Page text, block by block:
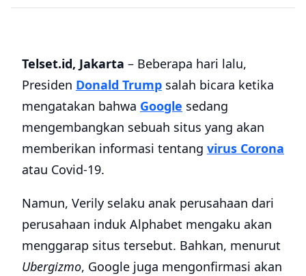
Telset.id, Jakarta – Beberapa hari lalu,
Presiden Donald Trump salah bicara ketika
mengatakan bahwa Google sedang
mengembangkan sebuah situs yang akan
memberikan informasi tentang virus Corona
atau Covid-19.
Namun, Verily selaku anak perusahaan dari
perusahaan induk Alphabet mengaku akan
menggarap situs tersebut. Bahkan, menurut
Ubergizmo, Google juga mengonfirmasi akan